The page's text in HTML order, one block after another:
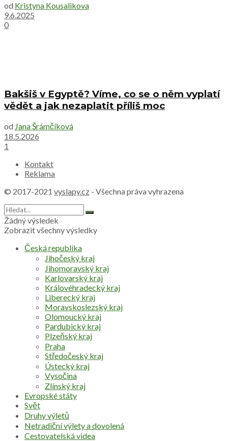
od Kristyna Kousalikova
9.6.2025
0
Bakšiš v Egyptě? Víme, co se o něm vyplatí
vědět a jak nezaplatit příliš moc
od Jana Šrámčíková
18.5.2026
1
Kontakt
Reklama
© 2017-2021 vyslapy.cz - Všechna práva vyhrazena
Žádný výsledek
Zobrazit všechny výsledky
Česká republika
Jihočeský kraj
Jihomoravský kraj
Karlovarský kraj
Královéhradecký kraj
Liberecký kraj
Moravskoslezský kraj
Olomoucký kraj
Pardubický kraj
Plzeňský kraj
Praha
Středočeský kraj
Ústecký kraj
Vysočina
Zlínský kraj
Evropské státy
Svět
Druhy výletů
Netradiční výlety a dovolená
Cestovatelská videa